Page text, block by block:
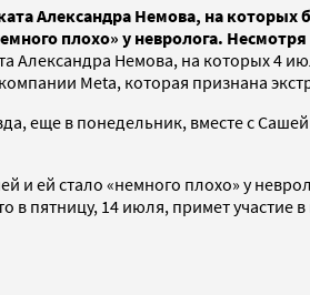
Александра Немова, на
плохо» у невролога.
Александра Немова, на которых
Meta, которая признана
еще в понедельник, вместе с
и ей стало «немного плохо» у
в пятницу, 14 июля, примет